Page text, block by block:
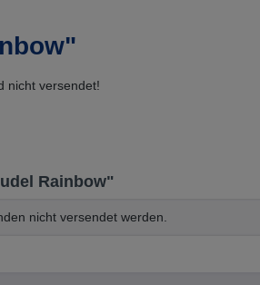
nicht versendet!
Rainbow"
nicht versendet werden.